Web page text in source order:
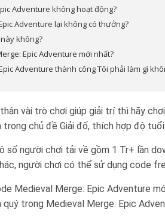
Adventure không hoạt động?
Adventure lại không có thưởng?
không?
Epic Adventure mới nhất?
Adventure thành công Tôi phải làm gì
vài trò chơi giúp giải trí thì hãy
chủ đề Giải đố, thích hợp độ tuổi
số người chơi tải về gồm 1 Tr+ lần
người chơi có thể sử dụng code
Medieval Merge: Epic Adventure
trong Medieval Merge: Epic